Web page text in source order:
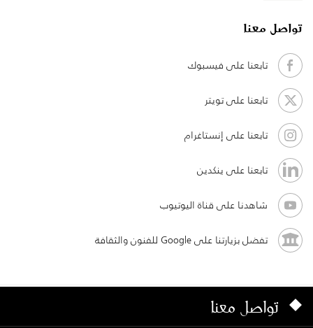
تواصل معنا
تابعنا على فيسبوك
تابعنا على تويتر
تابعنا على إنستاغرام
تابعنا على ينكدين
شاهدنا على قناة اليوتيوب
تفضل بزيارتنا على Google للفنون والثقافة
تواصل معنا